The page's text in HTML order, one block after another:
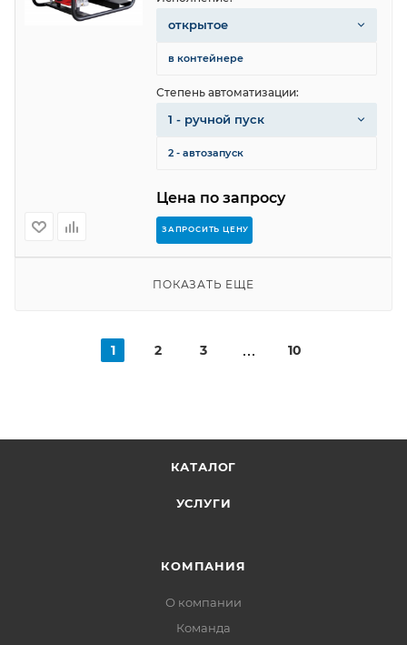
Цена по запросу
ЗАПРОСИТЬ ЦЕНУ
открытое
в контейнере
Степень автоматизации:
1 - ручной пуск
2 - автозапуск
ПОКАЗАТЬ ЕЩЕ
1 2 3 10
КАТАЛОГ
УСЛУГИ
КОМПАНИЯ
О компании
Команда